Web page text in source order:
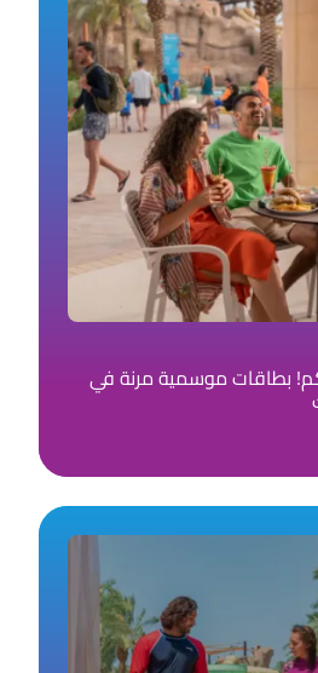
بطاقات موسمية مرنة في